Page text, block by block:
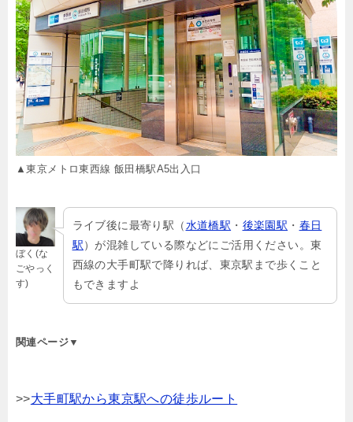
▲東京メトロ東西線 飯田橋駅A5出入口
ぼく(な
ごやっく
す)
ライブ後に最寄り駅（水道橋駅 ・ 後楽園駅 ・ 春日
駅）が混雑している際などにご活用ください。東
西線の大手町駅で降りれば、東京駅まで歩くこと
もできますよ
関連ページ▼
>>大手町駅から東京駅への徒歩ルート